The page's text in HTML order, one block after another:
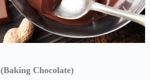
(Baking Chocolate)